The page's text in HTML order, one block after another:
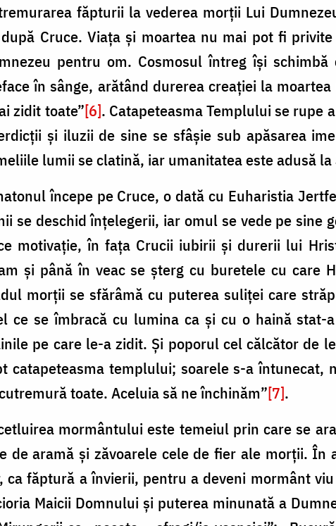
făpturii la vederea morţii Lui
Cruce. Viaţa şi moartea nu mai pot fi
pentru om. Cosmosul întreg îşi
în sânge, arătând durerea creaţiei la
zidit toate”[6]. Catapeteasma Templului se rupe
şi iluzii de sine se sfâşie sub apăsarea
lumii se clatină, iar umanitatea este adusă
începe pe Cruce, o dată cu Euharistia
se deschid înţelegerii, iar omul se vede pe sine
motivaţie, în faţa Crucii iubirii şi durerii lui
şi până în veac se şterg cu buretele cu care
morţii se sfărâmă cu puterea suliţei care
ce se îmbracă cu lumina ca şi cu o haină
pe care le-a zidit. Şi poporul cel călcător de
catapeteasma templului; soarele s-a întunecat,
toate. Aceluia să ne închinăm”[7].
mormântului este temeiul prin care se
de aramă şi zăvoarele cele de fier ale morţii.
ca făptură a învierii, pentru a deveni mormânt
Maicii Domnului şi puterea minunată a